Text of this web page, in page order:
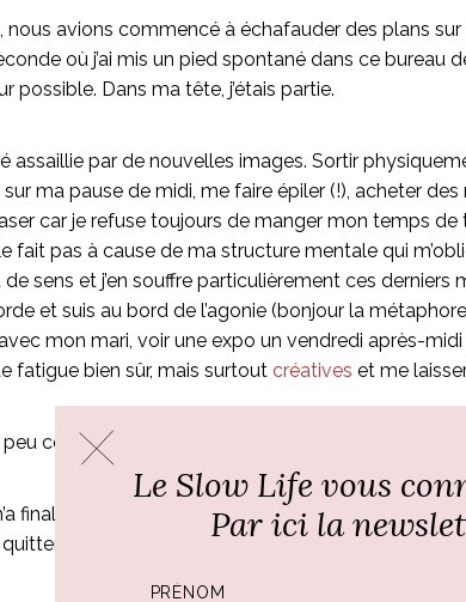
nous avions commencé à échafauder des plans
où j’ai mis un pied spontané dans ce
Dans ma tête, j’étais partie.
assaillie par de nouvelles images. Sortir
ma pause de midi, me faire épiler (!), acheter
car je refuse toujours de manger mon temps
fait pas à cause de ma structure mentale qui
de sens et j’en souffre particulièrement ces
et suis au bord de l’agonie (bonjour la
mon mari, voir une expo un vendredi après-
fatigue bien sûr, mais surtout créatives et me
comme ça, maladroitement, sur un coup de
finalement pas abouti et Tendre époux s’est mis
ma colline parfaite et ses avantages pour
Le Slow Life vous
Par ici la